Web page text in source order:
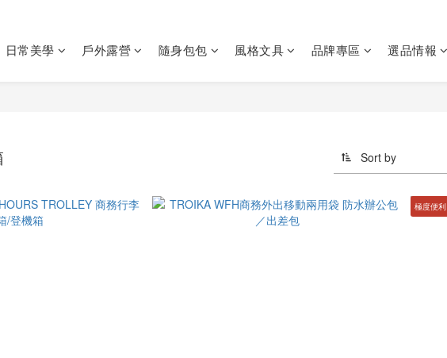
日常美學 戶外露營 隨身包包 風格文具 品牌專區 選品情報
Sort by
極度便利